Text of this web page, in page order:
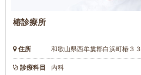
椿診療所
住所 和歌山県西牟婁郡白浜町椿３３
診療科目 内科